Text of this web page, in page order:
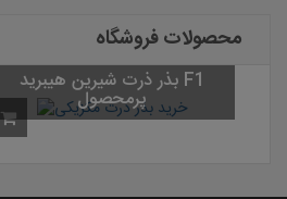
محصولات فروشگاه
بذر چمن واترسیور